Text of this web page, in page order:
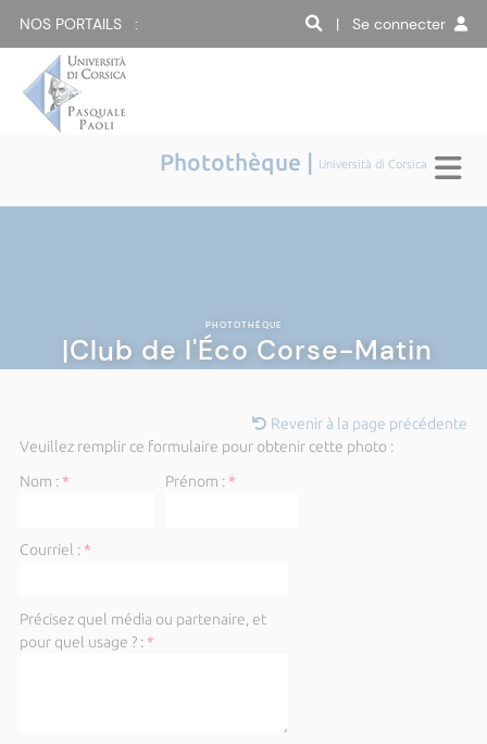
NOS PORTAILS : | Se connecter
Photothèque | Università di Corsica
PHOTOTHÈQUE
|Club de l'Éco Corse-Matin
Revenir à la page précédente
Veuillez remplir ce formulaire pour obtenir cette photo :
Nom :* Prénom :*
Courriel :*
Précisez quel média ou partenaire, et
pour quel usage ? :*